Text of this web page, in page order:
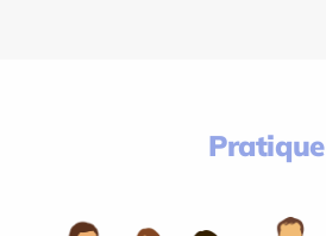
Pratique